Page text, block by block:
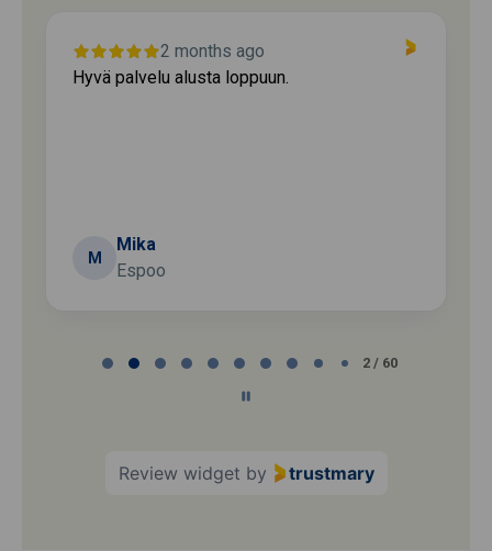
2 months ago
Hyvä palvelu alusta loppuun.
M
Mika
Espoo
2 / 60
Review widget by trustmary